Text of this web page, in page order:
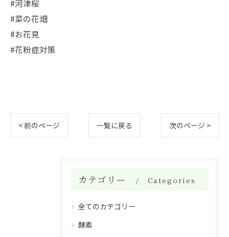
#河津桜
#菜の花畑
#お花見
#花粉症対策
< 前のページ 一覧に戻る 次のページ >
カテゴリー Categories
全てのカテゴリー
酵素